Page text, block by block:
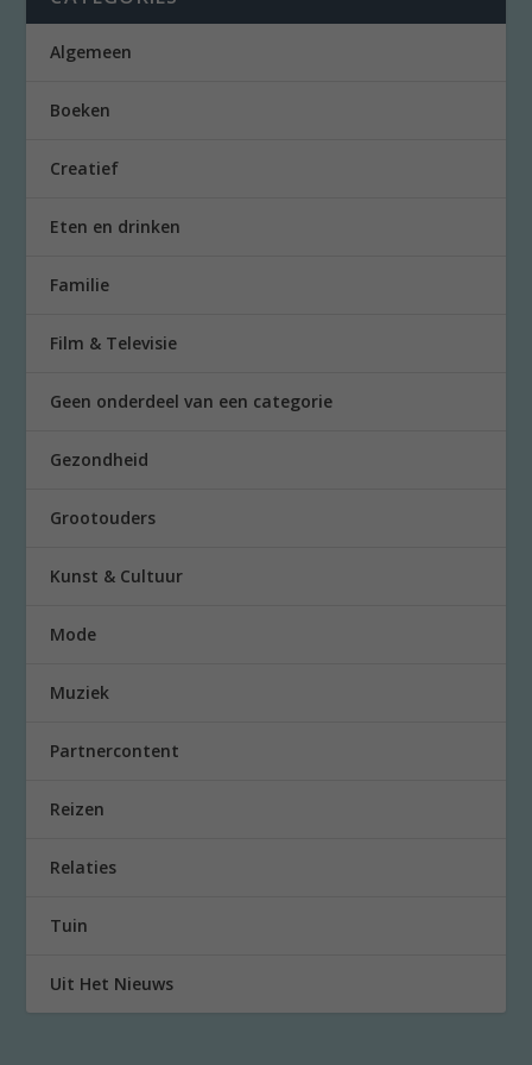
Algemeen
Boeken
Creatief
Eten en drinken
Familie
Film & Televisie
Geen onderdeel van een categorie
Gezondheid
Grootouders
Kunst & Cultuur
Mode
Muziek
Partnercontent
Reizen
Relaties
Tuin
Uit Het Nieuws